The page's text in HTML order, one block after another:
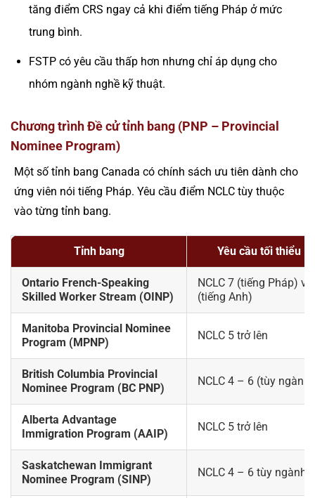
tăng điểm CRS ngay cả khi điểm tiếng Pháp ở mức
trung bình.
FSTP có yêu cầu thấp hơn nhưng chỉ áp dụng cho
nhóm ngành nghề kỹ thuật.
Chương trình Đề cử tỉnh bang (PNP – Provincial
Nominee Program)
Một số tỉnh bang Canada có chính sách ưu tiên dành cho
ứng viên nói tiếng Pháp. Yêu cầu điểm NCLC tùy thuộc
vào từng tỉnh bang.
Tỉnh bang Yêu cầu tối thiểu
Ontario French-Speaking
Skilled Worker Stream (OINP)
NCLC 7 (tiếng Pháp)
(tiếng Anh)
Manitoba Provincial Nominee
Program (MPNP)
NCLC 5 trở lên
British Columbia Provincial
Nominee Program (BC PNP)
NCLC 4 – 6 (tùy ngành
Alberta Advantage
Immigration Program (AAIP)
NCLC 5 trở lên
Saskatchewan Immigrant
Nominee Program (SINP)
NCLC 4 – 6 tùy ngành